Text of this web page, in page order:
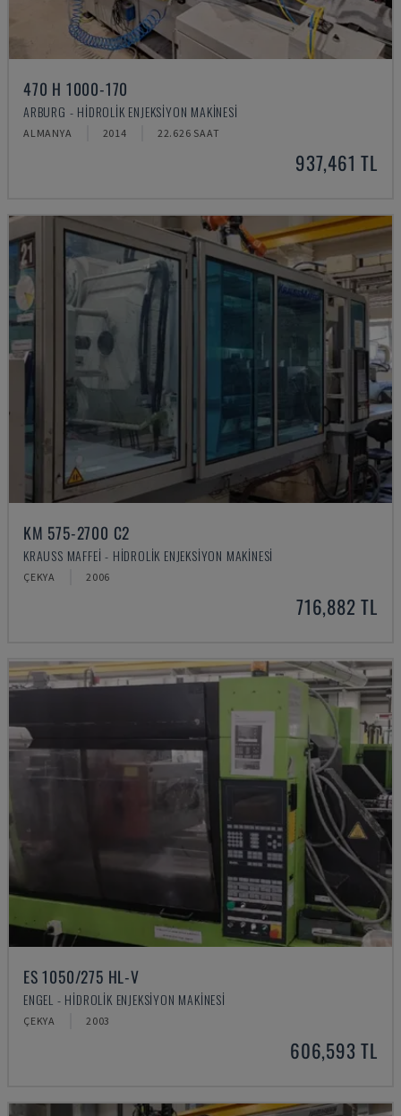
470 H 1000-170
ARBURG - HIDROLIK ENJEKSIYON MAKINESI
ALMANYA 2014 22.626 SAAT
937,461 TL
KM 575-2700 C2
KRAUSS MAFFEI - HIDROLIK ENJEKSIYON MAKINESI
ÇEKYA 2006
716,882 TL
ES 1050/275 HL-V
ENGEL - HIDROLIK ENJEKSIYON MAKINESI
ÇEKYA 2003
606,593 TL